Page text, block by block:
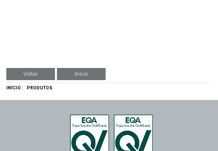
Voltar Início
INÍCIO : PRODUTOS